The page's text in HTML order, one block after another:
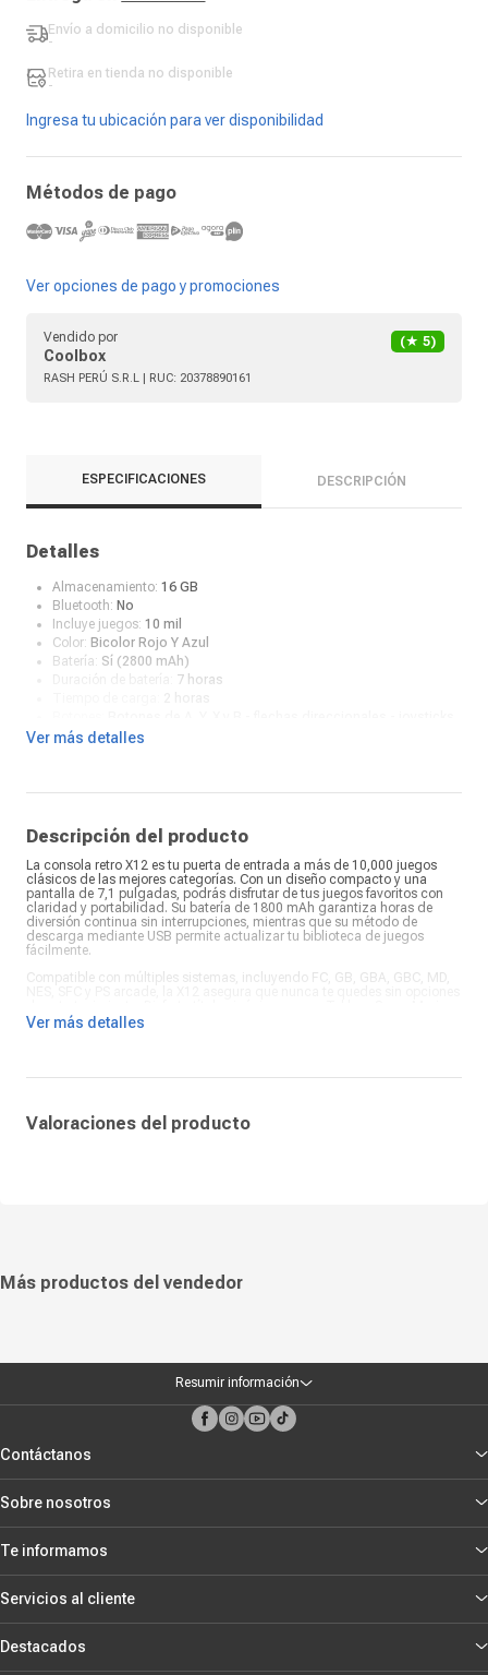
Envío a domicilio no disponible
-
Retira en tienda no disponible
-
Ingresa tu ubicación para ver disponibilidad
Métodos de pago
Ver opciones de pago y promociones
Vendido por
Coolbox
(★ 5)
RASH PERÚ S.R.L | RUC: 20378890161
ESPECIFICACIONES DESCRIPCIÓN
Detalles
Almacenamiento: 16 GB
Bluetooth: No
Incluye juegos: 10 mil
Color: Bicolor Rojo Y Azul
Batería: Sí (2800 mAh)
7 horas
Detalles de controles:
Ver más detalles
Descripción del producto
La consola retro X12 es tu puerta de entrada a más de 10,000 juegos
clásicos de las mejores categorías. Con un diseño compacto y una
pantalla de 7,1 pulgadas, podrás disfrutar de tus juegos favoritos con
claridad y portabilidad. Su batería de 1800 mAh garantiza horas de
diversión continua sin interrupciones, mientras que su método de
descarga mediante USB permite actualizar tu biblioteca de juegos
fácilmente.
Compatible con múltiples sistemas, incluyendo FC, GB, GBA, GBC, MD,
Mario Kart, Crash Bandicoot, Street Fighter, Contra, Top Gear, Donkey
Tu compra incluye la consola X12, audífonos, cable USB, cable para TV
compatibilidad con televisores mediante cable facilitan una experiencia
inmersiva tanto en modo portátil como conectado a la pantalla grande.
Ver más detalles
Valoraciones del producto
Más productos del vendedor
Resumir información
Contáctanos
Sobre nosotros
Te informamos
Servicios al cliente
Destacados